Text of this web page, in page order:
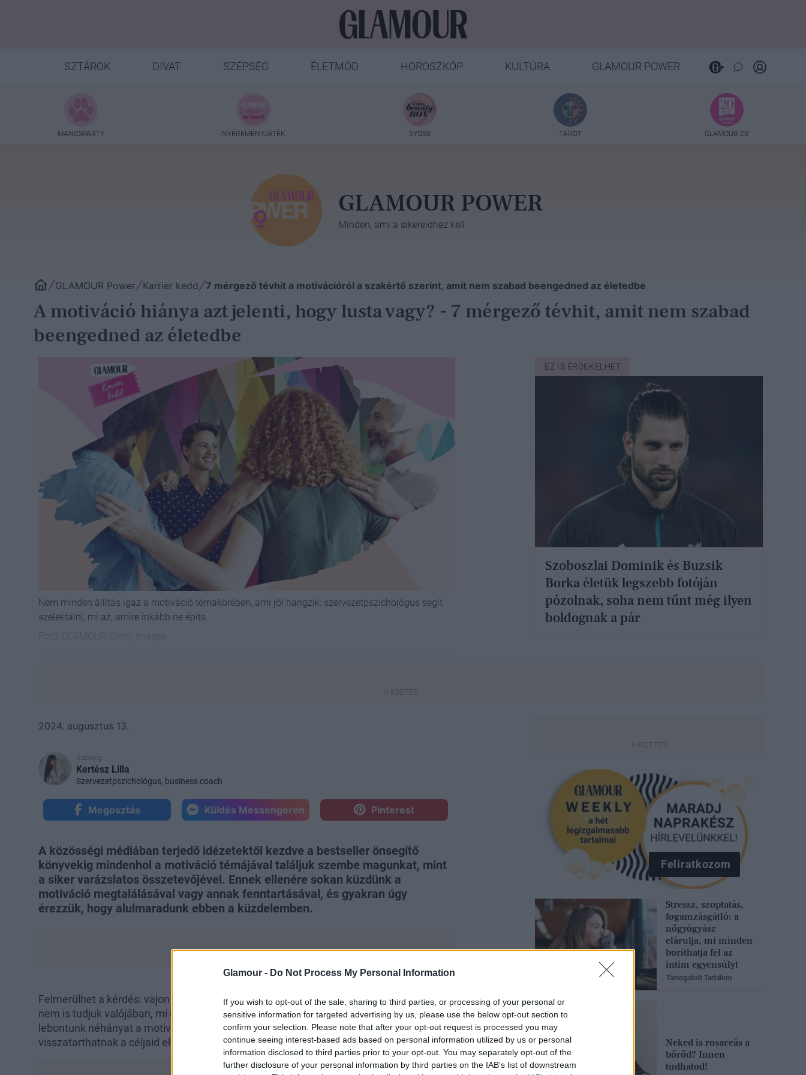
Glamour - Do Not Process My Personal Information
If you wish to opt-out of the sale, sharing to third parties, or processing of your personal or
sensitive information for targeted advertising by us, please use the below opt-out section to
confirm your selection. Please note that after your opt-out request is processed you may
continue seeing interest-based ads based on personal information utilized by us or personal
information disclosed to third parties prior to your opt-out. You may separately opt-out of the
further disclosure of your personal information by third parties on the IAB’s list of downstream
SZTÁROK DIVAT SZÉPSÉG ÉLETMÓD HOROSZKÓP KULTÚRA GLAMOUR POWER
MANCSPARTY NYEREMÉNYJÁTÉK SYOSS TAROT GLAMOUR 20
GLAMOUR POWER
Minden, ami a sikereidhez kell
GLAMOUR Power Karrier kedd 7 mérgező tévhit a motivációról a szakértő szerint, amit nem szabad beengedned az életedbe
A motiváció hiánya azt jelenti, hogy lusta vagy? - 7 mérgező tévhit, amit nem szabad
beengedned az életedbe
Nem minden állítás igaz a motiváció témakörében, ami jól hangzik: szervezetpszichológus segít
szelektálni, mi az, amire inkább ne építs
EZ IS ÉRDEKELHET
Szoboszlai Dominik és Buzsik
Borka életük legszebb fotóján
pózolnak, soha nem tűnt még ilyen
boldognak a pár
2024. augusztus 13.
Szöveg:
Kertész Lilla
Szervezetpszichológus, business coach
Megosztás Küldés Messengeren Pinterest
A közösségi médiában terjedő idézetektől kezdve a bestseller önsegítő
könyvekig mindenhol a motiváció témájával találjuk szembe magunkat, mint
a siker varázslatos összetevőjével. Ennek ellenére sokan küzdünk a
motiváció megtalálásával vagy annak fenntartásával, és gyakran úgy
érezzük, hogy alulmaradunk ebben a küzdelemben.
Felmerülhet a kérdés: vajon félrevezetnek bennünket a motivációról szóló mítoszok és
nem is tudjuk valójában, mi is a
motivációés hogyan működik? Ebben a cikkben
lebontunk néhányat a motivációval kapcsolatos leggyakoribb tévhitek közül, amelyek
visszatarthatnak a céljaid elérésétől.
Feliratkozom
Stressz, szoptatás,
fogamzásgátló: a
nőgyógyász
elárulja, mi minden
boríthatja fel az
intim egyensúlyt
Támogatott Tartalom
Neked is rosaceás a
bőrőd? Innen
tudhatod!